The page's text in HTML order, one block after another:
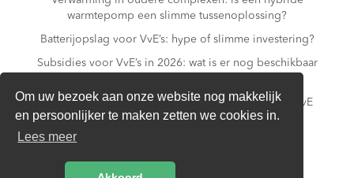
Om uw bezoek aan onze website nog makkelijk
en persoonlijker te maken zetten we cookies in.
Lees meer
warmtepomp een slimme tussenoplossing?
Batterijopslag voor VvE’s: hype of slimme investering?
Subsidies voor VvE’s in 2026: wat is er nog beschikbaar
Slim laden in parkeergarages: hoe voorkomt een VvE
overbelasting van de installatie?
Van gas naar all-electric: is dat realistisch voor een